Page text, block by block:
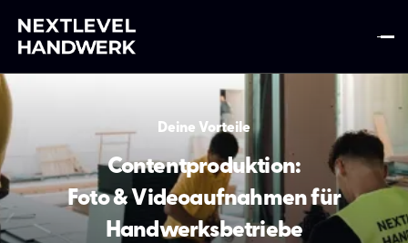
Home
Leistungen
Deine Vorteile
Contentproduktion:
Foto & Videoaufnahmen für
Handwerksbetriebe